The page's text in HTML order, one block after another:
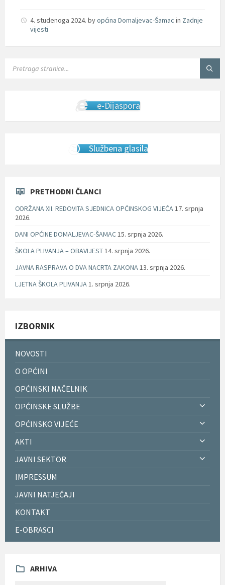
4. studenoga 2024. byopćina Domaljevac-Šamac in Zadnje
vijesti
e-Dijaspora
Službena glasila
PRETHODNI ČLANCI
ODRŽANA XII. REDOVITA SJEDNICA OPĆINSKOG VIJEĆA17. srpnja
2026.
DANI OPĆINE DOMALJEVAC-ŠAMAC15. srpnja 2026.
ŠKOLA PLIVANJA – OBAVIJEST14. srpnja 2026.
JAVNA RASPRAVA O DVA NACRTA ZAKONA13. srpnja 2026.
LJETNA ŠKOLA PLIVANJA1. srpnja 2026.
IZBORNIK
NOVOSTI
O OPĆINI
OPĆINSKI NAČELNIK
OPĆINSKE SLUŽBE
OPĆINSKO VIJEĆE
AKTI
JAVNI SEKTOR
IMPRESSUM
JAVNI NATJEČAJI
KONTAKT
E-OBRASCI
ARHIVA